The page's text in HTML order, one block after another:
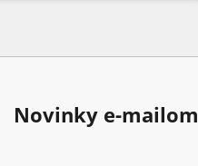
Novinky e-mailom